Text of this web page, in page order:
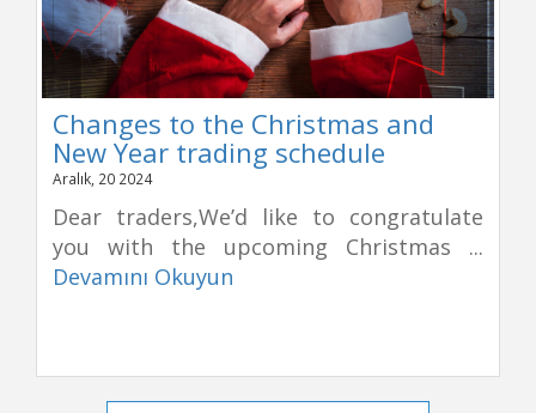
Changes to the Christmas and
New Year trading schedule
Aralık, 20 2024
Dear traders,We’d like to congratulate
you with the upcoming Christmas ...
Devamını Okuyun